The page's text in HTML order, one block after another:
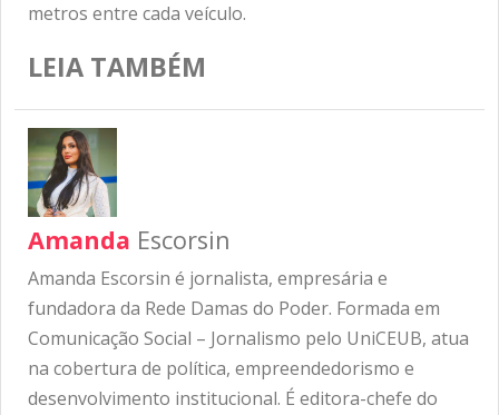
metros entre cada veículo.
LEIA TAMBÉM
Amanda Escorsin
Amanda Escorsin é jornalista, empresária e
fundadora da Rede Damas do Poder. Formada em
Comunicação Social – Jornalismo pelo UniCEUB, atua
na cobertura de política, empreendedorismo e
desenvolvimento institucional. É editora-chefe do